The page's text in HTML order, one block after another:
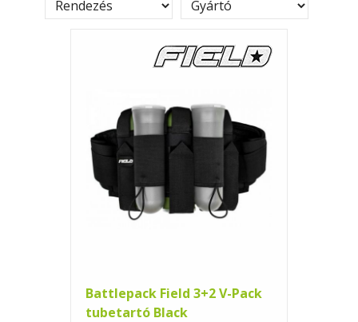
Battlepack Field 3+2 V-Pack
tubetartó Black